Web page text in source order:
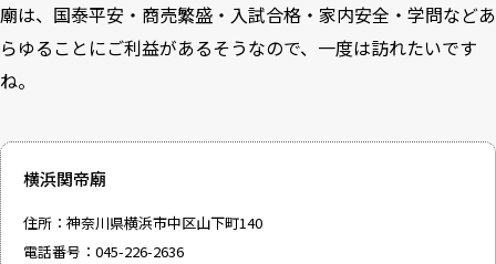
廟は、国泰平安・商売繁盛・入試合格・家内安全・学問などあ
らゆることにご利益があるそうなので、一度は訪れたいです
ね。
横浜関帝廟
住所：神奈川県横浜市中区山下町140
電話番号：045-226-2636